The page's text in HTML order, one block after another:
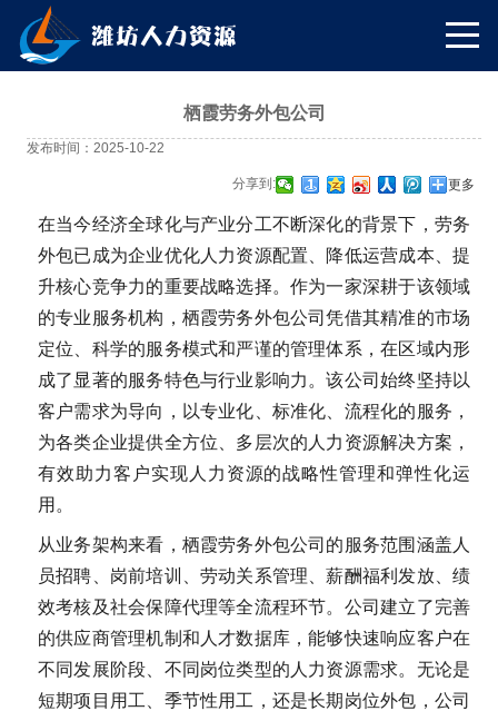
栖霞劳务外包公司
发布时间：2025-10-22
分享到: 更多
在当今经济全球化与产业分工不断深化的背景下，劳务
外包已成为企业优化人力资源配置、降低运营成本、提
升核心竞争力的重要战略选择。作为一家深耕于该领域
的专业服务机构，栖霞劳务外包公司凭借其精准的市场
定位、科学的服务模式和严谨的管理体系，在区域内形
成了显著的服务特色与行业影响力。该公司始终坚持以
客户需求为导向，以专业化、标准化、流程化的服务，
为各类企业提供全方位、多层次的人力资源解决方案，
有效助力客户实现人力资源的战略性管理和弹性化运
用。
从业务架构来看，栖霞劳务外包公司的服务范围涵盖人
员招聘、岗前培训、劳动关系管理、薪酬福利发放、绩
效考核及社会保障代理等全流程环节。公司建立了完善
的供应商管理机制和人才数据库，能够快速响应客户在
不同发展阶段、不同岗位类型的人力资源需求。无论是
短期项目用工、季节性用工，还是长期岗位外包，公司